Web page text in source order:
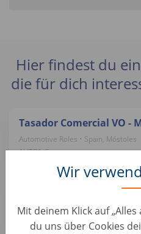
Wir
Mit deinem Klick auf
du uns über Cookies
Hier findest du
die für dich
Tasador Comercial VO -
Automotive Roles • Spain, Móstoles
AUTO1 Group
Préparateur esthétique
Autohero